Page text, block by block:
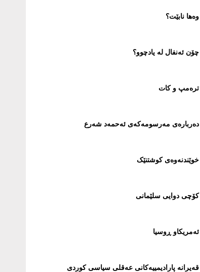
وەها نابێت؟
چۆن ئەنفال لە یادچوو؟
ترەمپ و کات
دەربارەی مەرسومەکەی ئەحمەد شەرع
خوێندنەوەی کوشتنێک
کۆچی دوایی سلێمانی
ئەمریکاو ڕوسیا
قەیرانە پارادیمییەکانی عەقلی سیاسی کوردی